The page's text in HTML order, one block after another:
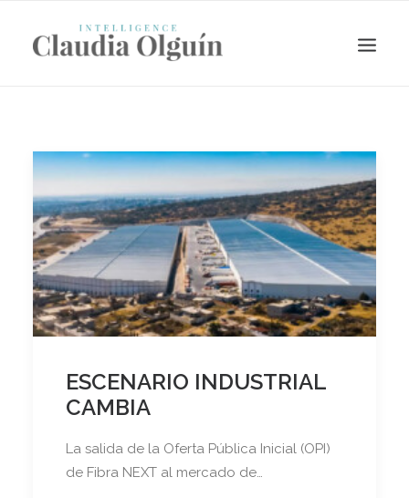
Search
ESCENARIO INDUSTRIAL
CAMBIA
La salida de la Oferta Pública Inicial (OPI)
de Fibra NEXT al mercado de…